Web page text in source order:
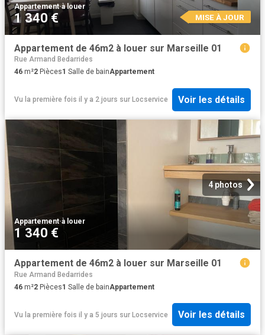
Appartement·à louer
1 340 € MISE À JOUR
Appartement de 46m2 à louer sur Marseille 01
Rue Armand Bedarrides
46 m²2 Pièces1 Salle de bainAppartement
Vu la première fois il y a 2 jours sur Locservice Voir les détails
4 photos
Appartement·à louer
1 340 €
Appartement de 46m2 à louer sur Marseille 01
Rue Armand Bedarrides
46 m²2 Pièces1 Salle de bainAppartement
Vu la première fois il y a 5 jours sur Locservice Voir les détails